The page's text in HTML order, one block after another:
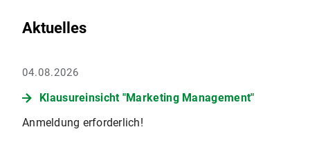
Aktuelles
04.08.2026
Klausureinsicht "Marketing Management"
Anmeldung erforderlich!